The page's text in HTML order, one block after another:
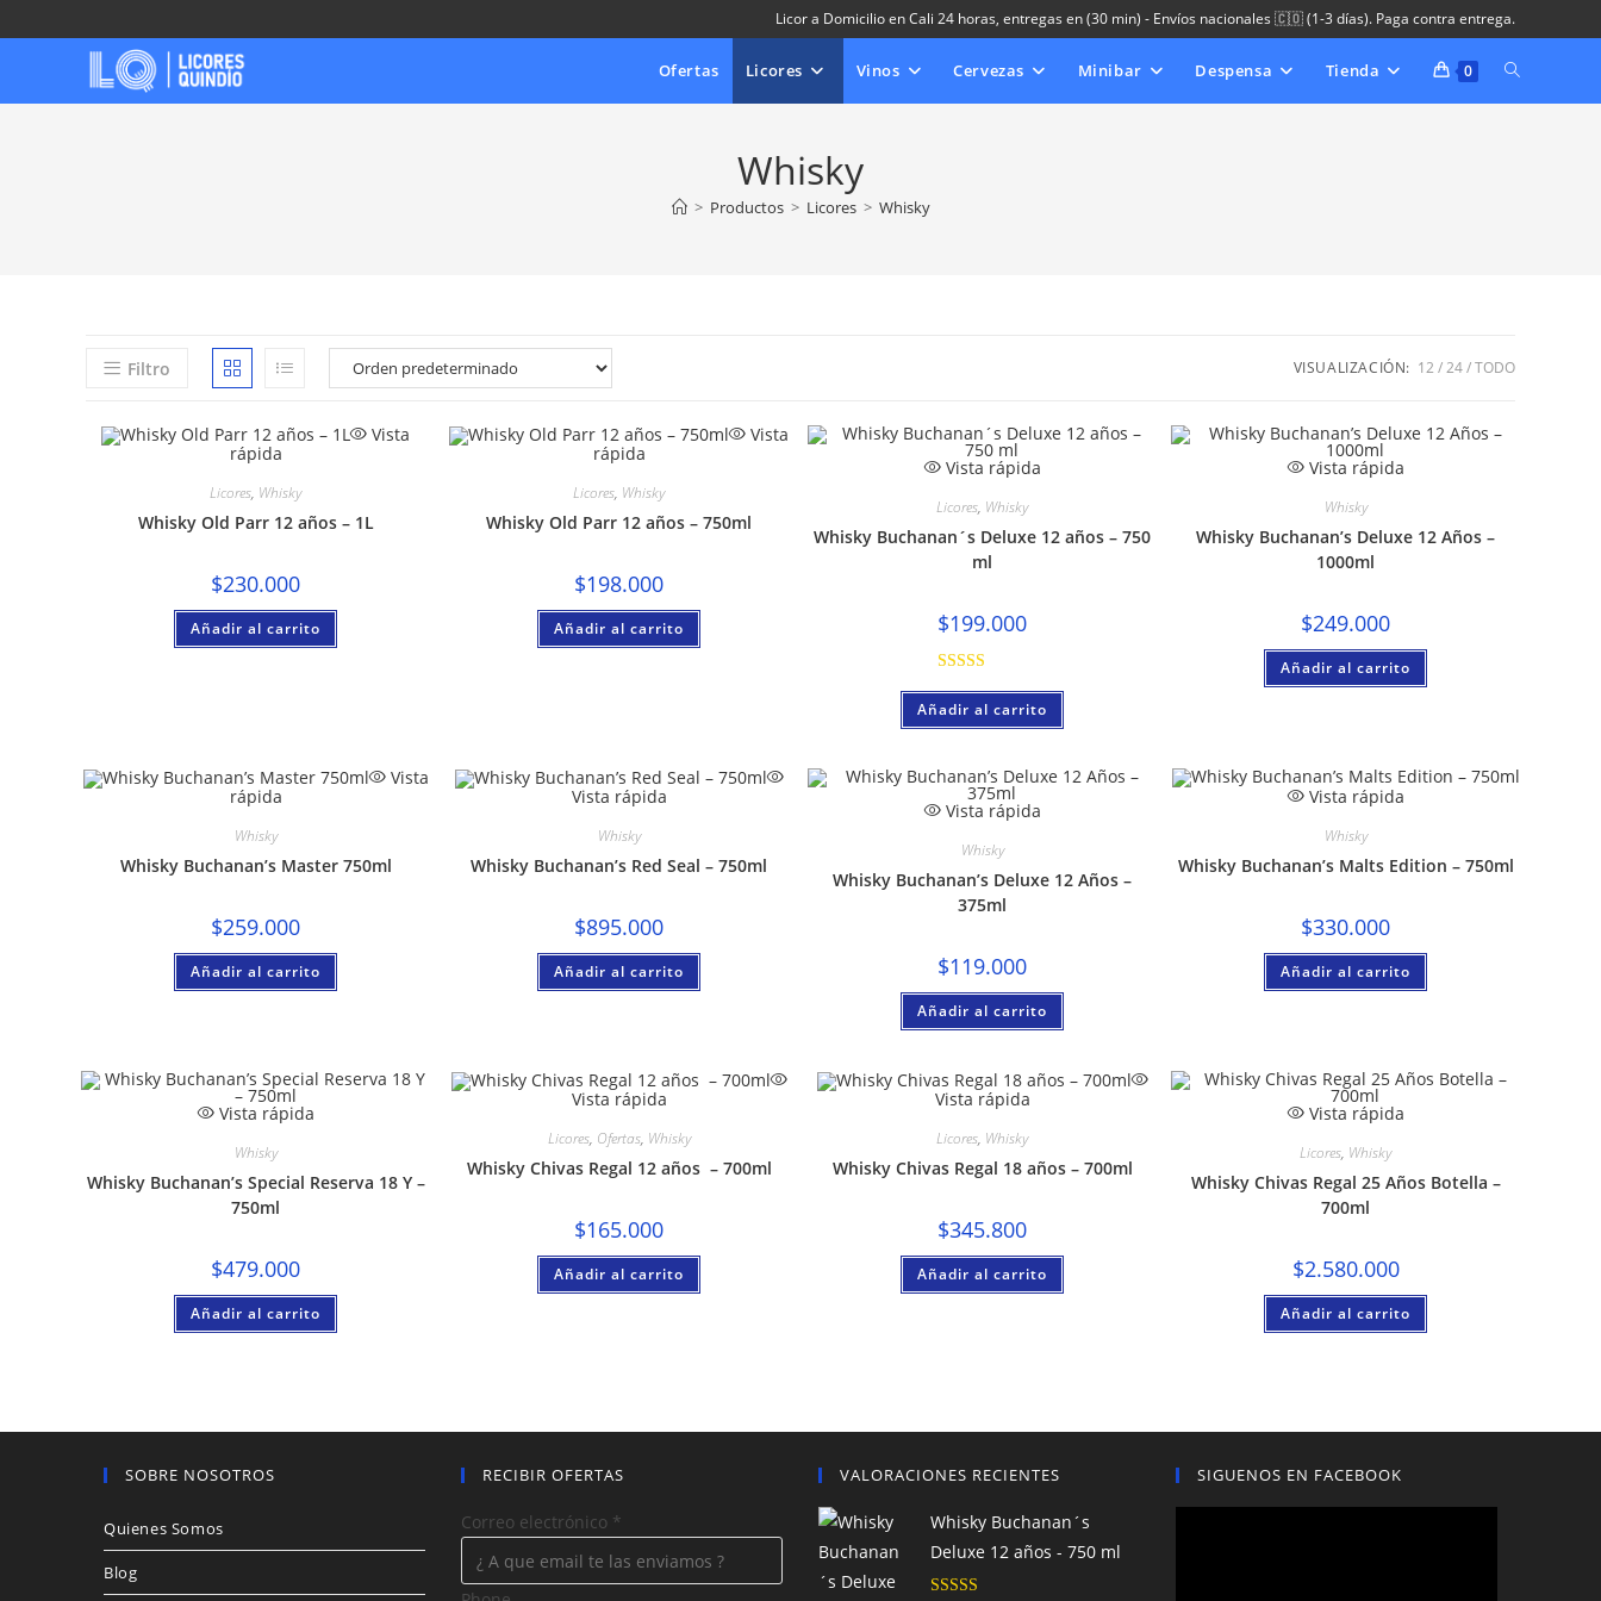
al
Licor a Domicilio en Cali 24 horas, entregas en (30 min) - Envíos nacionales 🇨🇴 (1-3 días). Paga contra entrega.
Ofertas Licores Vinos Cervezas Minibar Despensa Tienda 0 Alternar
Whisky
> Productos > Licores > Whisky
Filtro VISUALIZACIÓN: 12 24 TODO
Vista
rápida
Licores, Whisky
Whisky Old Parr 12 años – 1L
$230.000
Añadir al carrito
Vista
rápida
Licores, Whisky
Whisky Old Parr 12 años – 750ml
$198.000
Añadir al carrito
Vista rápida
Licores, Whisky
Whisky Buchanan´s Deluxe 12 años – 750
ml
$199.000
5.00de 5
Añadir al carrito
Vista rápida
Whisky
Whisky Buchanan’s Deluxe 12 Años –
1000ml
$249.000
Añadir al carrito
Vista
rápida
Whisky
Whisky Buchanan’s Master 750ml
$259.000
Añadir al carrito
Vista rápida
Whisky
Whisky Buchanan’s Red Seal – 750ml
$895.000
Añadir al carrito
Vista rápida
Whisky
Whisky Buchanan’s Deluxe 12 Años –
375ml
$119.000
Añadir al carrito
Vista rápida
Whisky
Whisky Buchanan’s Malts Edition – 750ml
$330.000
Añadir al carrito
Vista rápida
Whisky
Whisky Buchanan’s Special Reserva 18 Y –
750ml
$479.000
Añadir al carrito
Vista rápida
Licores, Ofertas, Whisky
Whisky Chivas Regal 12 años – 700ml
$165.000
Añadir al carrito
Vista rápida
Licores, Whisky
Whisky Chivas Regal 18 años – 700ml
$345.800
Añadir al carrito
Vista rápida
Licores, Whisky
Whisky Chivas Regal 25 Años Botella –
700ml
$2.580.000
Añadir al carrito
SOBRE NOSOTROS
Quienes Somos
Blog
RECIBIR OFERTAS
Correo electrónico *
VALORACIONES RECIENTES
Whisky Buchanan´s
Deluxe 12 años - 750 ml
SIGUENOS EN FACEBOOK